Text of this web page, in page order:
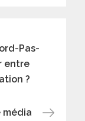
Pas-
entre
?
média